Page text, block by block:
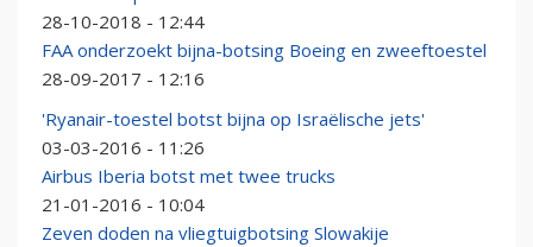
28-10-2018 - 12:44
FAA onderzoekt bijna-botsing Boeing en zweeftoestel
28-09-2017 - 12:16
'Ryanair-toestel botst bijna op Israëlische jets'
03-03-2016 - 11:26
Airbus Iberia botst met twee trucks
21-01-2016 - 10:04
Zeven doden na vliegtuigbotsing Slowakije